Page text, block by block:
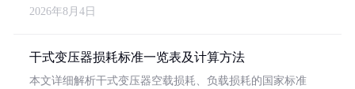
2026年8月4日
干式变压器损耗标准一览表及计算方法
本文详细解析干式变压器空载损耗、负载损耗的国家标准